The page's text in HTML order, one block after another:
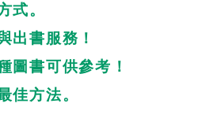
式。
出書服務！
圖書可供參考！
佳方法。